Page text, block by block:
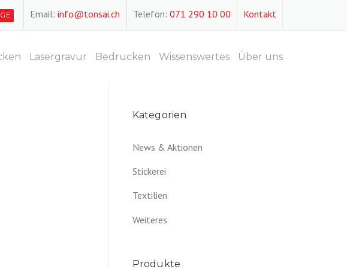
Kontakt
Telefon: 071 290 10 00
Email: info@tonsai.ch
Lasergravur Bedrucken Wissenswertes Über uns
Kategorien
News & Aktionen
Stickerei
Textilien
Weiteres
Produkte